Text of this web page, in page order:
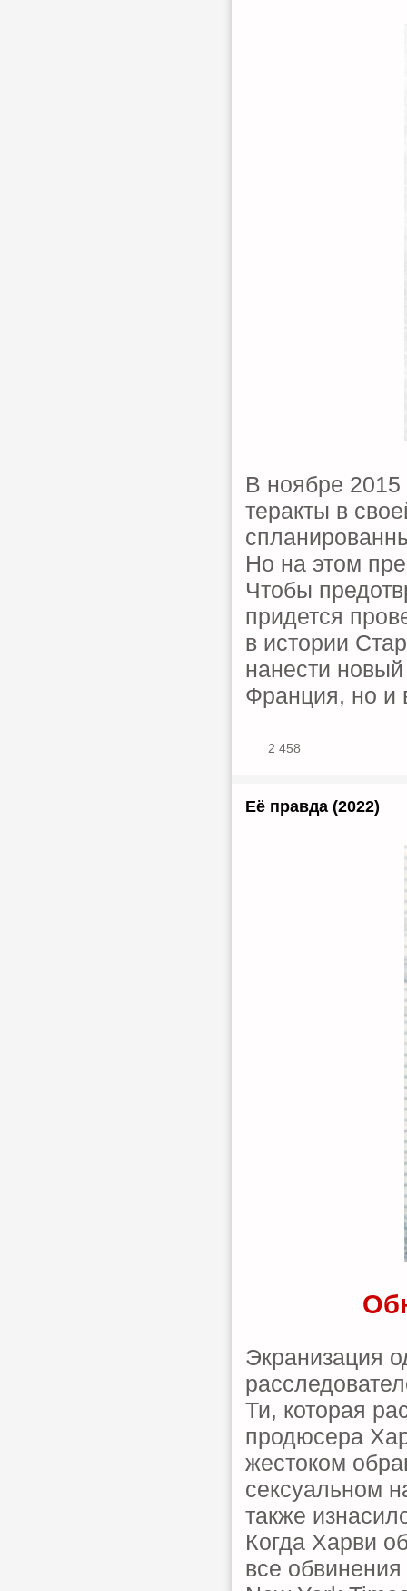
В ноябре
теракты в
Но на этом
Чтобы
придется
в истории
нанести
Франция, но и
2 458
Её правда (2022)
Экранизация
Ти, которая
продюсера
жестоком
сексуальном
также
Когда Харви
все